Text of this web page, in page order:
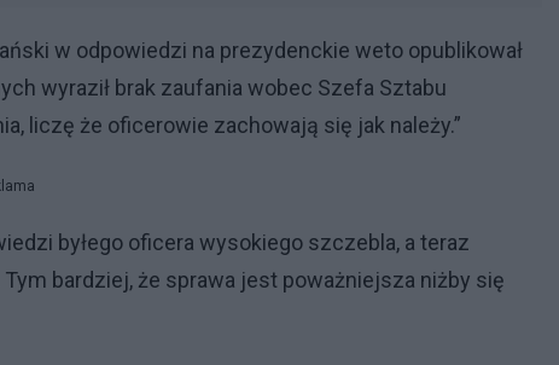
w odpowiedzi na prezydenckie weto opublikował
wyraził brak zaufania wobec Szefa Sztabu
liczę że oficerowie zachowają się jak należy.”
byłego oficera wysokiego szczebla, a teraz
bardziej, że sprawa jest poważniejsza niżby się